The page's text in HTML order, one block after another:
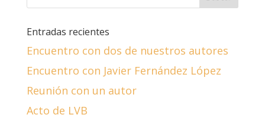
Entradas recientes
Encuentro con dos de nuestros autores
Encuentro con Javier Fernández López
Reunión con un autor
Acto de LVB